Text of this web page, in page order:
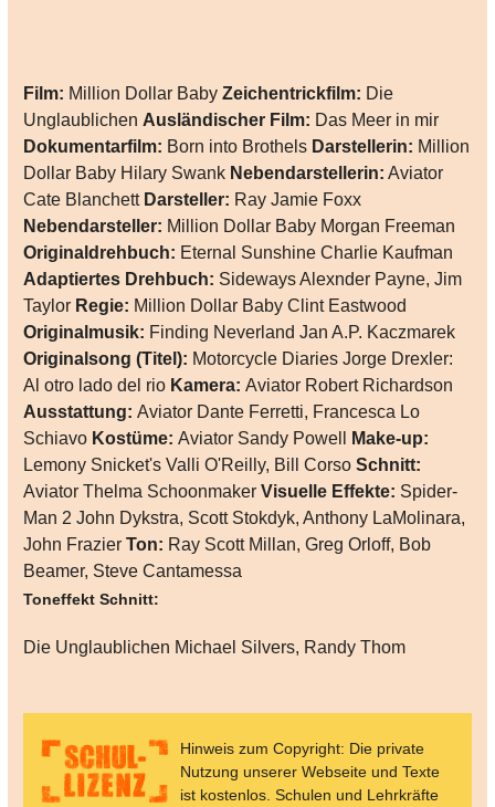
Film: Million Dollar Baby Zeichentrickfilm: Die
Unglaublichen Ausländischer Film: Das Meer in mir
Dokumentarfilm: Born into Brothels Darstellerin: Million
Dollar Baby Hilary Swank Nebendarstellerin: Aviator
Cate Blanchett Darsteller: Ray Jamie Foxx
Nebendarsteller: Million Dollar Baby Morgan Freeman
Originaldrehbuch: Eternal Sunshine Charlie Kaufman
Adaptiertes Drehbuch: Sideways Alexnder Payne, Jim
Taylor Regie: Million Dollar Baby Clint Eastwood
Originalmusik: Finding Neverland Jan A.P. Kaczmarek
Originalsong (Titel): Motorcycle Diaries Jorge Drexler:
Al otro lado del rio Kamera: Aviator Robert Richardson
Ausstattung: Aviator Dante Ferretti, Francesca Lo
Schiavo Kostüme: Aviator Sandy Powell
Make-up:
Lemony Snicket's Valli O'Reilly, Bill Corso Schnitt:
Aviator Thelma Schoonmaker Visuelle Effekte: Spider-
Man 2 John Dykstra, Scott Stokdyk, Anthony LaMolinara,
John Frazier Ton: Ray Scott Millan, Greg Orloff, Bob
Beamer, Steve Cantamessa
Toneffekt Schnitt:
Die Unglaublichen Michael Silvers, Randy Thom
Hinweis zum Copyright: Die private
Nutzung unserer Webseite und Texte
ist kostenlos. Schulen und Lehrkräfte